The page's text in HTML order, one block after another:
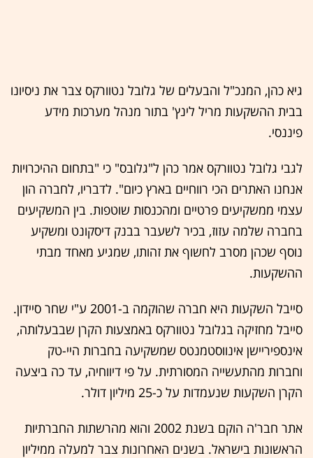
גיא כהן, המנכ"ל והבעלים של גלובל נטוורקס צבר את ניסיונו
בבית ההשקעות מריל לינץ' בתור מנהל מערכות מידע
פיננסי.
לגבי גלובל נטוורקס אמר כהן ל"גלובס" כי "בתחום ההיכרויות
אנחנו האתרים הכי רווחיים בארץ כיום". לדבריו, לחברה הון
עצמי ממשקיעים פרטיים ומהכנסות שוטפות. בין המשקיעים
בחברה שלמה עזוז, בכיר לשעבר בבנק דיסקונט ומשקיע
נוסף שכהן מסרב לחשוף את זהותו, שמגיע מאחד מבתי
ההשקעות.
סייבל השקעות היא חברה שהוקמה ב-2001 ע"י שחר סיידון.
סייבל מחזיקה בגלובל נטוורקס באמצעות הקרן שבבעלותה,
אינספיריישן אינווסטמנטס שמשקיעה בחברות היי-טק
וחברות מהתעשייה המסורתית. על פי דיווחיה, עד כה ביצעה
הקרן השקעות שנעמדות על כ-25 מיליון דולר.
אתר חבר'ה הוקם בשנת 2002 והוא מהרשתות החברתיות
הראשונות בישראל. בשנים האחרונות צבר למעלה ממיליון